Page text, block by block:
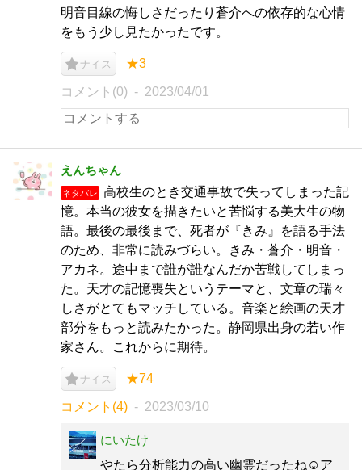
明音目線の悔しさだったり蒼介への依存的な心情
をもう少し見たかったです。
ナイス ★3
コメント(0) 2023/04/01
えんちゃん
ネタバレ
高校生のとき交通事故で失ってしまった記
憶。本当の彼女を描きたいと苦悩する美大生の物
語。最後の最後まで、死者が『きみ』を語る手法
のため、非常に読みづらい。きみ・蒼介・明音・
アカネ。途中まで誰が誰なんだか苦戦してしまっ
た。天才の記憶喪失というテーマと、文章の瑞々
しさがとてもマッチしている。音楽と絵画の天才
部分をもっと読みたかった。静岡県出身の若い作
家さん。これからに期待。
ナイス ★74
コメント(4) 2023/03/10
にいたけ
やたら分析能力の高い幽霊だったね☺️ア